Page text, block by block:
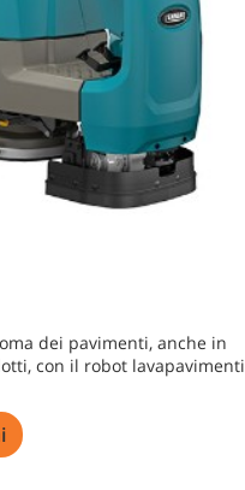
dei pavimenti, anche in
con il robot lavapavimenti